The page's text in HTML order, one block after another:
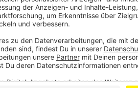
Anzeige
Das gesamte Wissen ist
uns quasi das
fast 3 Millionen